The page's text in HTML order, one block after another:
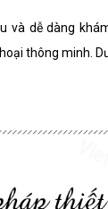
và dễ dàng
thông minh.